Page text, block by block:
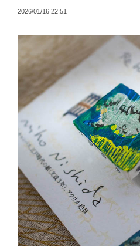
2026/01/16 22:51